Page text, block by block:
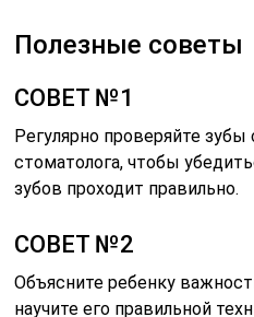
Полезные советы
СОВЕТ №1
Регулярно проверяйте зубы
стоматолога, чтобы
зубов проходит правильно.
СОВЕТ №2
Объясните ребенку
научите его правильной